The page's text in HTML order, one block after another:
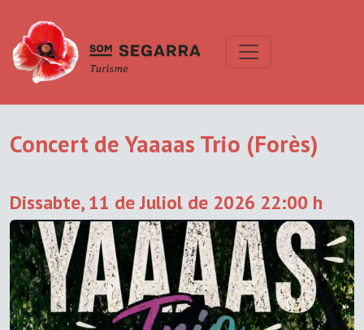
Concert de Yaaaas Trio (Forès)
Dissabte, 11 de Juliol de 2026 22:00 h